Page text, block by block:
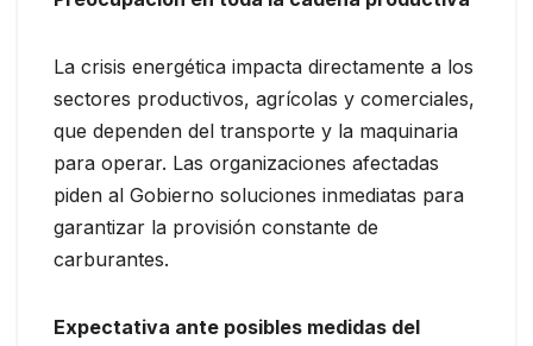
La crisis energética impacta directamente a los
sectores productivos, agrícolas y comerciales,
que dependen del transporte y la maquinaria
para operar. Las organizaciones afectadas
piden al Gobierno soluciones inmediatas para
garantizar la provisión constante de
carburantes.
Expectativa ante posibles medidas del